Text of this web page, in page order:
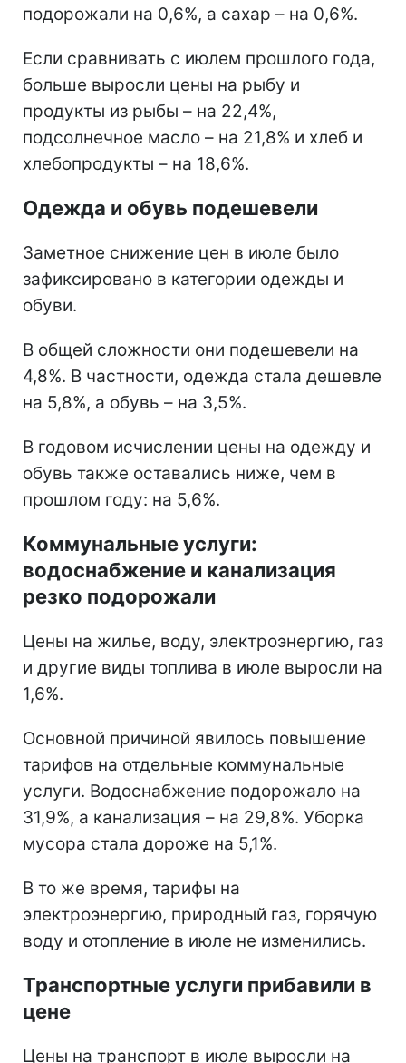
подорожали на 0,6%, а сахар – на 0,6%.
Если сравнивать с июлем прошлого года,
больше выросли цены на рыбу и
продукты из рыбы – на 22,4%,
подсолнечное масло – на 21,8% и хлеб и
хлебопродукты – на 18,6%.
Одежда и обувь подешевели
Заметное снижение цен в июле было
зафиксировано в категории одежды и
обуви.
В общей сложности они подешевели на
4,8%. В частности, одежда стала дешевле
на 5,8%, а обувь – на 3,5%.
В годовом исчислении цены на одежду и
обувь также оставались ниже, чем в
прошлом году: на 5,6%.
Коммунальные услуги:
водоснабжение и канализация
резко подорожали
Цены на жилье, воду, электроэнергию, газ
и другие виды топлива в июле выросли на
1,6%.
Основной причиной явилось повышение
тарифов на отдельные коммунальные
услуги. Водоснабжение подорожало на
31,9%, а канализация – на 29,8%. Уборка
мусора стала дороже на 5,1%.
В то же время, тарифы на
электроэнергию, природный газ, горячую
воду и отопление в июле не изменились.
Транспортные услуги прибавили в
цене
Цены на транспорт в июле выросли на